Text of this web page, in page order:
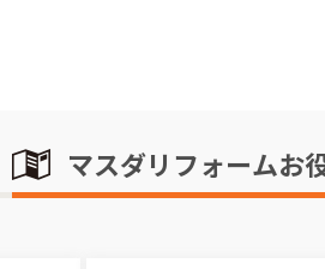
マスダリフォームお